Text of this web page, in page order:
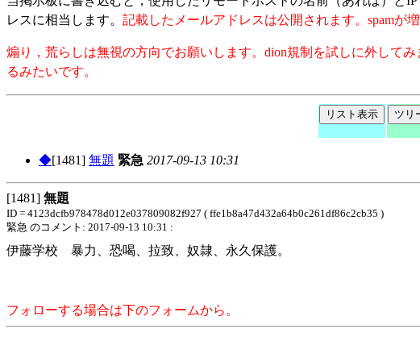
レスに相当します。 記載したメールアドレスは公開されます。spamが
煽り，荒らしは無視の方向でお願いします。dion規制を試しに外して
るみたいです。
◆[1481] 無題 緊急 2017-09-13 10:31
[1481] 無題
ID = 4123dcfb978478d012e037809082f927 ( ffe1b8a47d432a64b0c261df86c2cb35 )
緊急 のコメント: 2017-09-13 10:31 :
伊藤学校 暴力、恐喝、拉致、奴隷、永久保護。
フォローする場合は下のフォームから。